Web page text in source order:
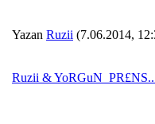
Yazan Ruzii (7.06.2014,
Ruzii & YoRGuN_PR£NS..